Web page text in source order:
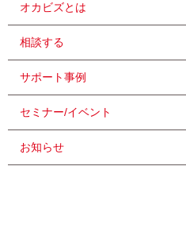
オカビズとは
相談する
サポート事例
セミナー/イベント
お知らせ